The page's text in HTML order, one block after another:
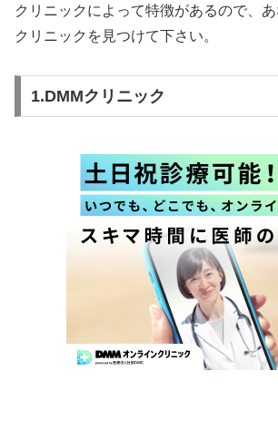
クリニックによって特徴があるので、
クリニックを見つけて下さい。
1.DMMクリニック